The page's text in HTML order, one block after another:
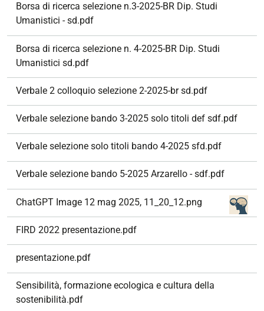
Borsa di ricerca selezione n.3-2025-BR Dip. Studi
Umanistici - sd.pdf
Borsa di ricerca selezione n. 4-2025-BR Dip. Studi
Umanistici sd.pdf
Verbale 2 colloquio selezione 2-2025-br sd.pdf
Verbale selezione bando 3-2025 solo titoli def sdf.pdf
Verbale selezione solo titoli bando 4-2025 sfd.pdf
Verbale selezione bando 5-2025 Arzarello - sdf.pdf
ChatGPT Image 12 mag 2025, 11_20_12.png
FIRD 2022 presentazione.pdf
presentazione.pdf
Sensibilità, formazione ecologica e cultura della
sostenibilità.pdf